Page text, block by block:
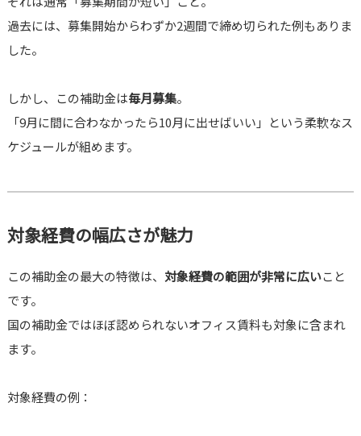
過去には、募集開始からわずか2週間で締め切られた例もありま
した。
しかし、この補助金は毎月募集。
「9月に間に合わなかったら10月に出せばいい」という柔軟なス
ケジュールが組めます。
対象経費の幅広さが魅力
この補助金の最大の特徴は、 対象経費の範囲が非常に広いこと
です。
国の補助金ではほぼ認められないオフィス賃料も対象に含まれ
ます。
対象経費の例：